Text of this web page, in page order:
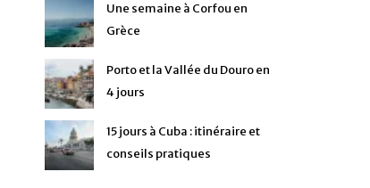
Une semaine à Corfou en
Grèce
Porto et la Vallée du Douro en
4 jours
15 jours à Cuba : itinéraire et
conseils pratiques